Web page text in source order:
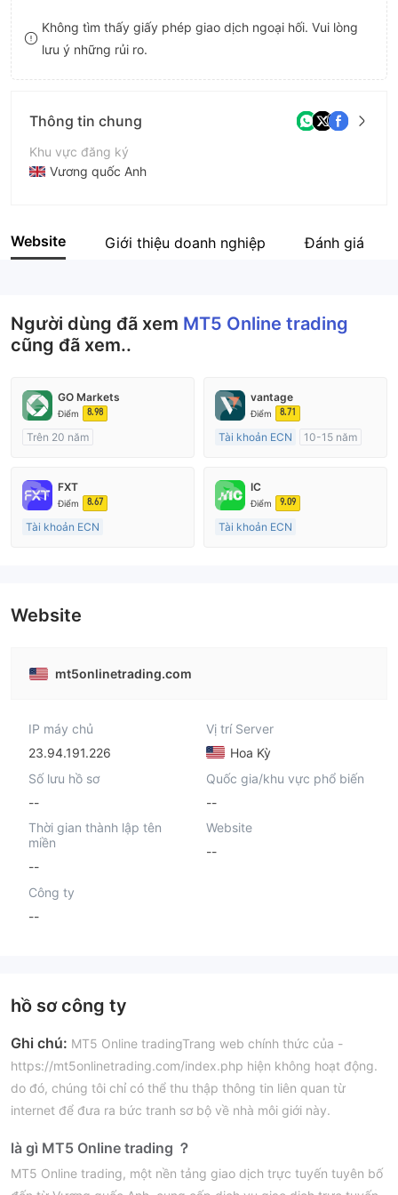
8
9
Không tìm thấy giấy phép giao dịch ngoại hối. Vui lòng
lưu ý những rủi ro.
Thông tin chung
Khu vực đăng ký
Vương quốc Anh
Tên công ty
Website Giới thiệu doanh nghiệp Đánh giá
Người dùng đã xem MT5 Online trading
cũng đã xem..
GO Markets
Điểm 8.98
Trên 20 năm
cTrader
vantage
Điểm 8.71
Tài khoản ECN
10-15 năm
MT4 Chính thức
FXT
Điểm 8.67
Tài khoản ECN
MT4 Chính thức
IC
Điểm 9.09
Tài khoản ECN
Website
mt5onlinetrading.com
IP máy chủ
23.94.191.226
Vị trí Server
Hoa Kỳ
Số lưu hồ sơ
--
Quốc gia/khu vực phổ biến
--
Thời gian thành lập tên
miền
--
Website
--
Công ty
--
hồ sơ công ty
Ghi chú: MT5 Online tradingTrang web chính thức của -
https://mt5onlinetrading.com/index.php hiện không hoạt động.
do đó, chúng tôi chỉ có thể thu thập thông tin liên quan từ
internet để đưa ra bức tranh sơ bộ về nhà môi giới này.
là gì MT5 Online trading ？
MT5 Online trading, một nền tảng giao dịch trực tuyến tuyên bố